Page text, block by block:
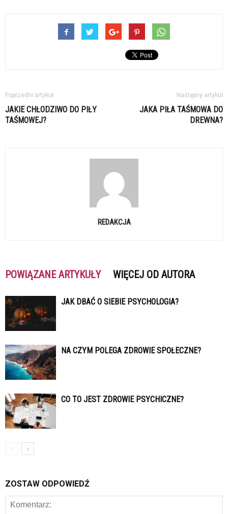
Poprzedni artykuł
JAKIE CHŁODZIWO DO PIŁY
TAŚMOWEJ?
Następny artykuł
JAKA PIŁA TAŚMOWA DO
DREWNA?
REDAKCJA
POWIĄZANE ARTYKUŁY WIĘCEJ OD AUTORA
JAK DBAĆ O SIEBIE PSYCHOLOGIA?
NA CZYM POLEGA ZDROWIE SPOŁECZNE?
CO TO JEST ZDROWIE PSYCHICZNE?
ZOSTAW ODPOWIEDŹ